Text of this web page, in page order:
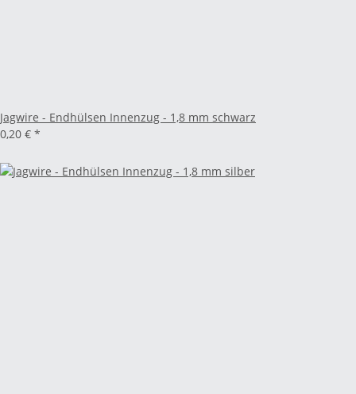
Jagwire - Endhülsen Innenzug - 1,8 mm schwarz
0,20 € *